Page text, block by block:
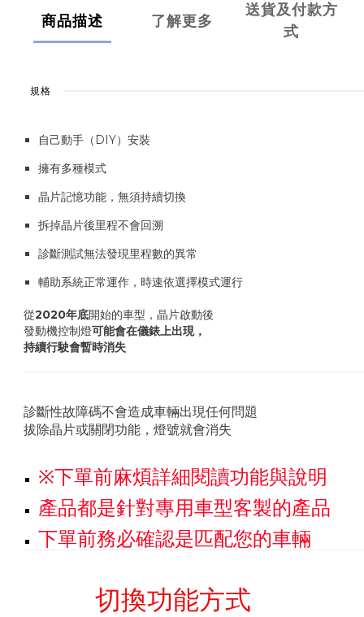
商品描述 了解更多
送貨及付款方
式
規格
自己動手（DIY）安裝
擁有多種模式
晶片記憶功能，無須持續切換
拆掉晶片後里程不會回溯
診斷測試無法發現里程數的異常
輔助系統正常運作，時速依選擇模式運行
從2020年底開始的車型，晶片啟動後
發動機控制燈可能會在儀錶上出現，
持續行駛會暫時消失
診斷性故障碼不會造成車輛出現任何問題
拔除晶片或關閉功能，燈號就會消失
※下單前麻煩詳細閱讀功能與說明
產品都是針對專用車型客製的產品
下單前務必確認是匹配您的車輛
切換功能方式